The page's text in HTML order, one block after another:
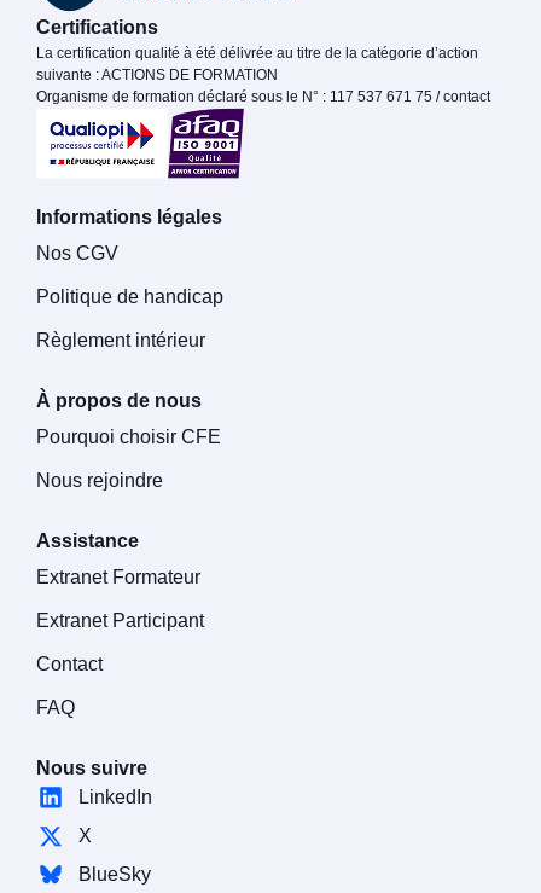
Certifications
La certification qualité à été délivrée au titre de la catégorie d’action
suivante : ACTIONS DE FORMATION
Organisme de formation déclaré sous le N° : 117 537 671 75 / contact
Informations légales
Nos CGV
Politique de handicap
Règlement intérieur
À propos de nous
Pourquoi choisir CFE
Nous rejoindre
Assistance
Extranet Formateur
Extranet Participant
Contact
FAQ
Nous suivre
LinkedIn
X
BlueSky